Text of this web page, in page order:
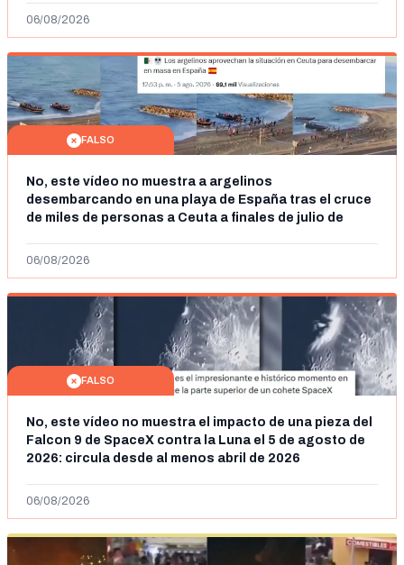
06/08/2026
FALSO
No, este vídeo no muestra a argelinos
desembarcando en una playa de España tras el cruce
de miles de personas a Ceuta a finales de julio de
06/08/2026
FALSO
No, este vídeo no muestra el impacto de una pieza del
Falcon 9 de SpaceX contra la Luna el 5 de agosto de
2026: circula desde al menos abril de 2026
06/08/2026